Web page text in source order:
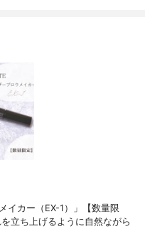
イカー（EX-1）」【数量限
立ち上げるように自然ながら